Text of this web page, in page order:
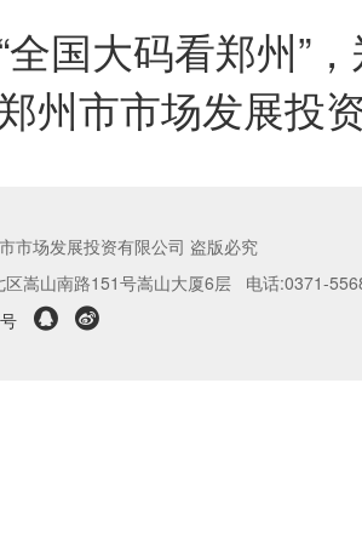
全国大码看郑州”
州市市场发展投
市场发展投资有限公司 盗版必究
区嵩山南路151号嵩山大厦6层 电话:0371-
 